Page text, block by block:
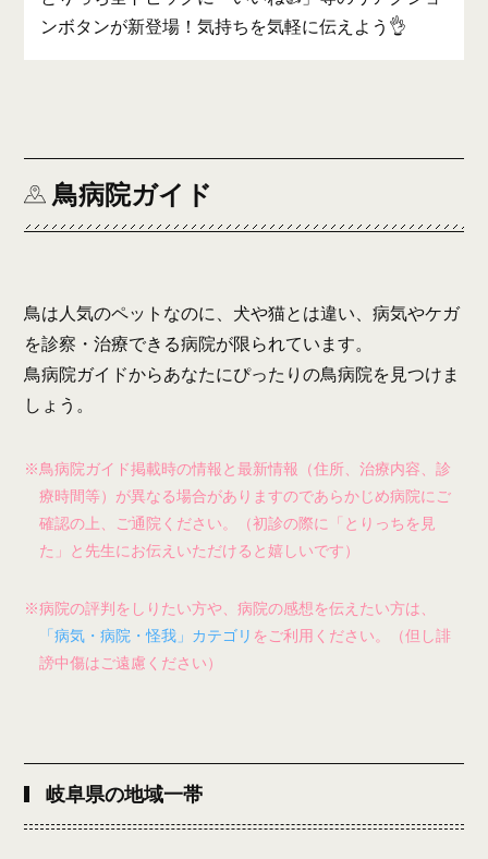
ンボタンが新登場！気持ちを気軽に伝えよう👌
鳥病院ガイド
鳥は人気のペットなのに、犬や猫とは違い、病気やケガ
を診察・治療できる病院が限られています。
鳥病院ガイドからあなたにぴったりの鳥病院を見つけま
しょう。
※鳥病院ガイド掲載時の情報と最新情報（住所、治療内容、診
療時間等）が異なる場合がありますのであらかじめ病院にご
確認の上、ご通院ください。（初診の際に「とりっちを見
た」と先生にお伝えいただけると嬉しいです）
※病院の評判をしりたい方や、病院の感想を伝えたい方は、
「病気・病院・怪我」カテゴリ をご利用ください。（但し誹
謗中傷はご遠慮ください）
岐阜県の地域一帯